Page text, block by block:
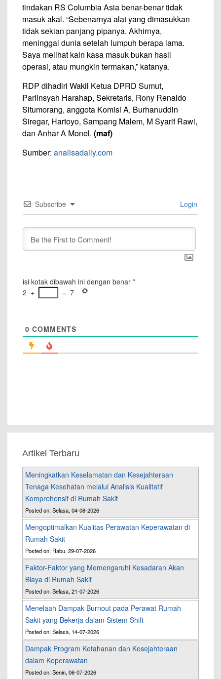
tindakan RS Columbia Asia benar-benar tidak
masuk akal. “Sebenarnya alat yang dimasukkan
tidak sekian panjang pipanya. Akhirnya,
meninggal dunia setelah lumpuh berapa lama.
Saya melihat kain kasa masuk bukan hasil
operasi, atau mungkin termakan,” katanya.
RDP dihadiri Wakil Ketua DPRD Sumut,
Parlinsyah Harahap, Sekretaris, Rony Renaldo
Situmorang, anggota Komisi A, Burhanuddin
Siregar, Hartoyo, Sampang Malem, M Syarif Rawi,
dan Anhar A Monel. (maf)
Sumber: analisadaily.com
Subscribe Login
isi kotak dibawah ini dengan benar *
2 + = 7
0 COMMENTS
Artikel Terbaru
Meningkatkan Keselamatan dan Kesejahteraan
Tenaga Kesehatan melalui Analisis Kualitatif
Komprehensif di Rumah Sakit
Posted on: Selasa, 04-08-2026
Mengoptimalkan Kualitas Perawatan Keperawatan di
Rumah Sakit
Posted on: Rabu, 29-07-2026
Faktor-Faktor yang Memengaruhi Kesadaran Akan
Biaya di Rumah Sakit
Posted on: Selasa, 21-07-2026
Menelaah Dampak Burnout pada Perawat Rumah
Sakit yang Bekerja dalam Sistem Shift
Posted on: Selasa, 14-07-2026
Dampak Program Ketahanan dan Kesejahteraan
dalam Keperawatan
Posted on: Senin, 06-07-2026